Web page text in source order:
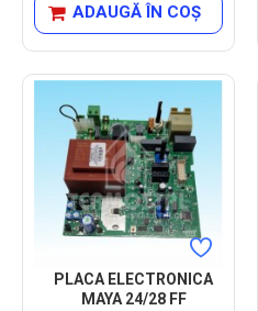
ADAUGĂ ÎN COŞ
PLACA ELECTRONICA
MAYA 24/28 FF